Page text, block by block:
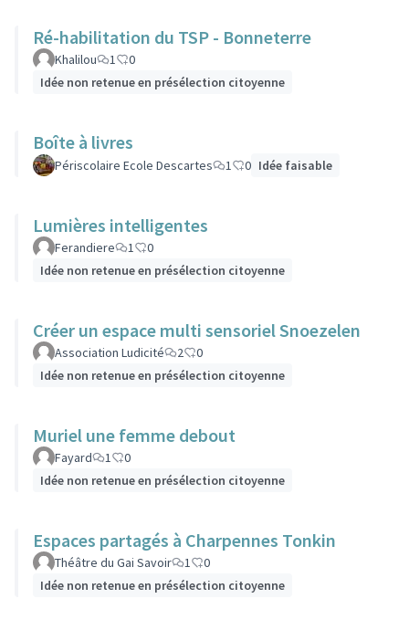
Ré-habilitation du TSP - Bonneterre
Khalilou 1
0
Idée non retenue en présélection citoyenne
Boîte à livres
Périscolaire Ecole Descartes 1 0 Idée faisable
Lumières intelligentes
Ferandiere 1
0
Idée non retenue en présélection citoyenne
Créer un espace multi sensoriel Snoezelen
Association Ludicité 2
0
Idée non retenue en présélection citoyenne
Muriel une femme debout
Fayard 1
0
Idée non retenue en présélection citoyenne
Espaces partagés à Charpennes Tonkin
Théâtre du Gai Savoir 1
0
Idée non retenue en présélection citoyenne